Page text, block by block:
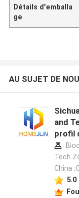
Détails d'emballa
ge
AU SUJET DE
and
profil
Tech
China
5.0